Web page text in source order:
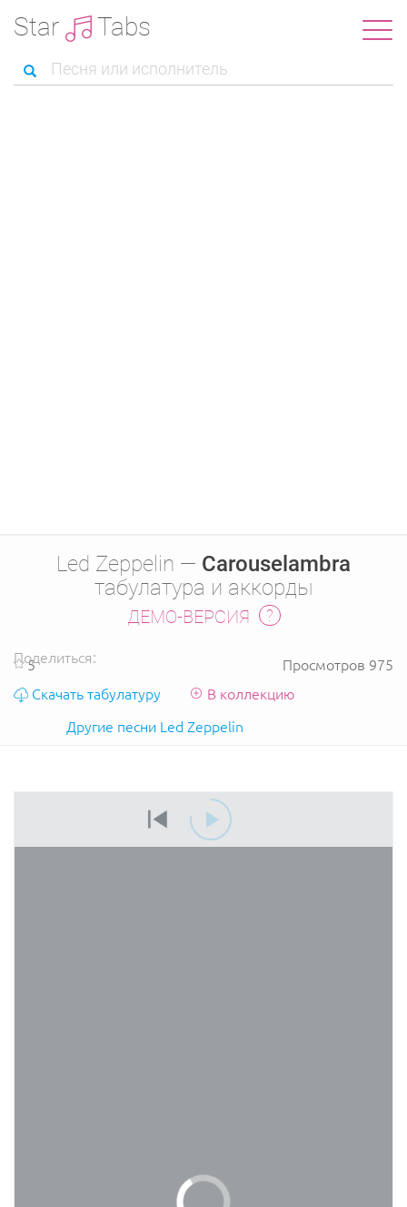
Star Tabs
Led Zeppelin — Carouselambra
табулатура и аккорды
ДЕМО-ВЕРСИЯ
5
Просмотров 975
Скачать табулатуру
Поделиться:
В коллекцию
Другие песни Led Zeppelin